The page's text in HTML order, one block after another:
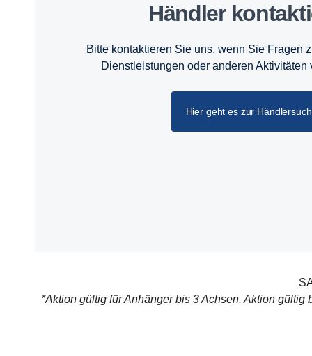
Händler
Bitte kontaktieren Sie uns, wenn Sie Fragen
Dienstleistungen oder anderen Aktivitäten
Hier geht es zur
*Aktion gültig für Anhänger bis 3 Achsen. Aktion